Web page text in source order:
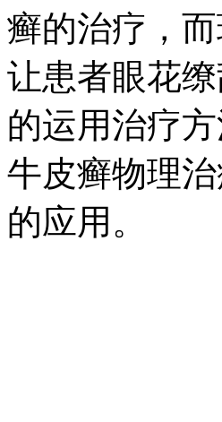
癣的治疗，
让患者眼花
的运用治疗
牛皮癣物理
的应用。